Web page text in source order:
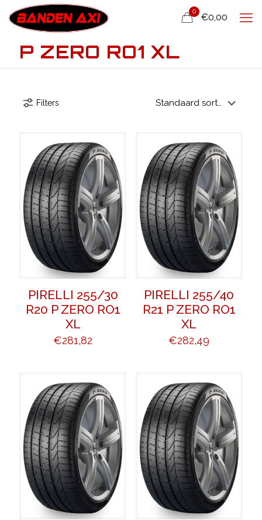
0
€0,00
P ZERO RO1 XL
Filters
PIRELLI 255/30
R20 P ZERO RO1
XL
€281,82
PIRELLI 255/40
R21 P ZERO RO1
XL
€282,49